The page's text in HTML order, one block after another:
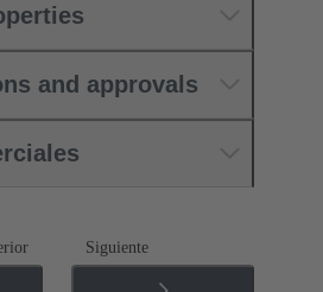
and approvals
Siguiente